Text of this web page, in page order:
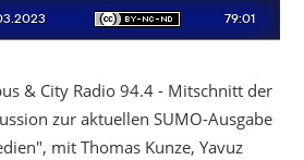
& City Radio 94.4 - Mitschnitt der
zur aktuellen SUMO-Ausgabe
mit Thomas Kunze, Yavuz